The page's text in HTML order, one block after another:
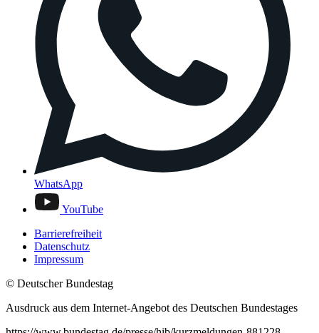
WhatsApp
YouTube
Barrierefreiheit
Datenschutz
Impressum
© Deutscher Bundestag
Ausdruck aus dem Internet-Angebot des Deutschen Bundestages